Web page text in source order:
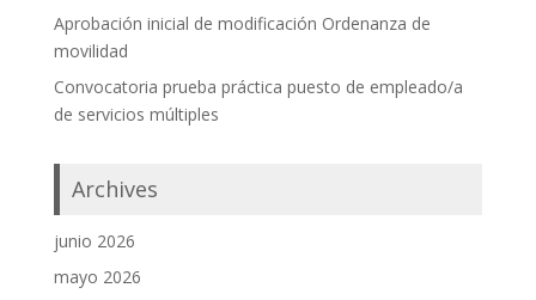
Aprobación inicial de modificación Ordenanza de
movilidad
Convocatoria prueba práctica puesto de empleado/a
de servicios múltiples
Archives
junio 2026
mayo 2026